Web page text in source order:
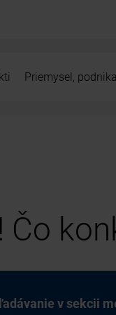
Priemysel,
v sekcii